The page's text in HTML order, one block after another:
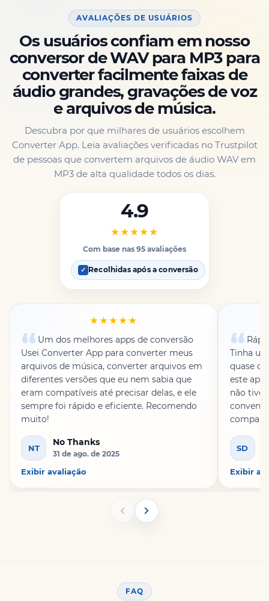
AVALIAÇÕES DE USUÁRIOS
Os usuários confiam em nosso
conversor de WAV para MP3 para
converter facilmente faixas de
áudio grandes, gravações de voz
e arquivos de música.
Descubra por que milhares de usuários escolhem
Converter App. Leia avaliações verificadas no Trustpilot
de pessoas que convertem arquivos de áudio WAV em
MP3 de alta qualidade todos os dias.
4.9
★★★★★
Com base nas 95 avaliações
✓ Recolhidas após a conversão
★★★★★
Um dos melhores apps de conversão
Usei Converter App para converter meus
arquivos de música, converter arquivos em
diferentes versões que eu nem sabia que
eram compatíveis até precisar delas, e ele
sempre foi rápido e eficiente. Recomendo
muito!
NT
No Thanks
31 de ago. de 2025
Exibir avaliação
Tinha
quase
este
não tive
SD
Exibir
FAQ